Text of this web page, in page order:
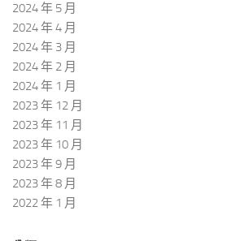
2024 年 5 月
2024 年 4 月
2024 年 3 月
2024 年 2 月
2024 年 1 月
2023 年 12 月
2023 年 11 月
2023 年 10 月
2023 年 9 月
2023 年 8 月
2022 年 1 月